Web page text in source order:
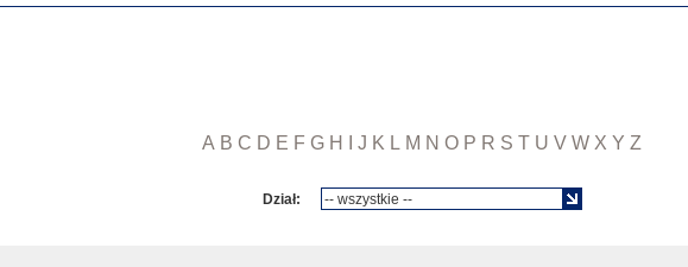
A B C D E F G H J K L M N O P R S T U V W X Y Z
Dział: